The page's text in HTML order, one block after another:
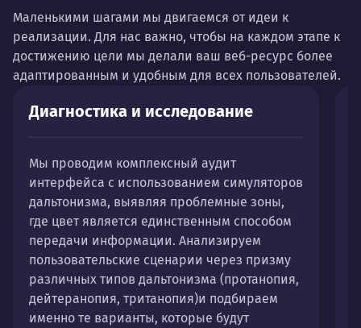
Маленькими шагами мы двигаемся от идеи к
реализации. Для нас важно, чтобы на каждом этапе к
достижению цели мы делали ваш веб-ресурс более
адаптированным и удобным для всех пользователей.
Диагностика и исследование
Мы проводим комплексный аудит
интерфейса с использованием симуляторов
дальтонизма, выявляя проблемные зоны,
где цвет является единственным способом
передачи информации. Анализируем
пользовательские сценарии через призму
различных типов дальтонизма (протанопия,
дейтеранопия, тританопия)и подбираем
именно те варианты, которые будут